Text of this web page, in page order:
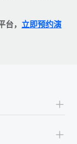
， 立即预约演
+
+